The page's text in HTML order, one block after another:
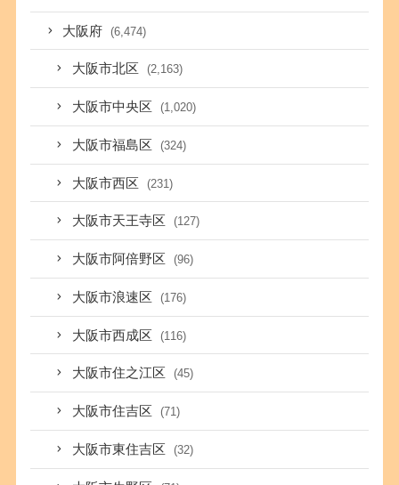
大阪府 (6,474)
大阪市北区 (2,163)
大阪市中央区 (1,020)
大阪市福島区 (324)
大阪市西区 (231)
大阪市天王寺区 (127)
大阪市阿倍野区 (96)
大阪市浪速区 (176)
大阪市西成区 (116)
大阪市住之江区 (45)
大阪市住吉区 (71)
大阪市東住吉区 (32)